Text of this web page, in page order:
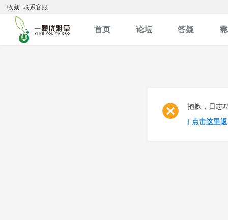
收藏 联系客服
首页 论坛 答疑
抱歉，日志
[ 点击这里